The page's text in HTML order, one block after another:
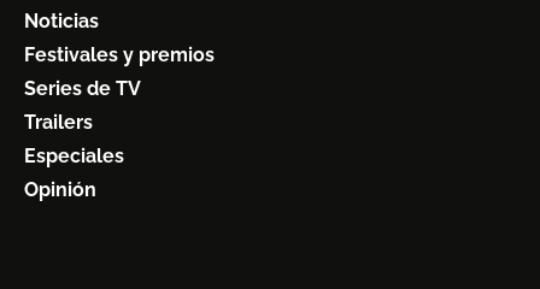
Noticias
Festivales y premios
Series de TV
Trailers
Especiales
Opinión